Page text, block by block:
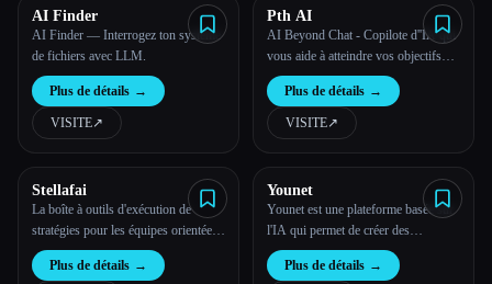
Esc
AI Finder
AI Finder — Interrogez ton système
de fichiers avec LLM.
Plus de détails →
VISITE↗︎
Pth AI
AI Beyond Chat - Copilote d''IA qui
vous aide à atteindre vos objectifs
commerciaux
Plus de détails →
VISITE↗︎
Stellafai
La boîte à outils d'exécution de
stratégies pour les équipes orientées
vers les objectifs
Plus de détails →
Younet
Younet est une plateforme basée sur
l'IA qui permet de créer des
assistants intelligents personnalisés
et d'améliorer tous les processus de
Plus de détails →